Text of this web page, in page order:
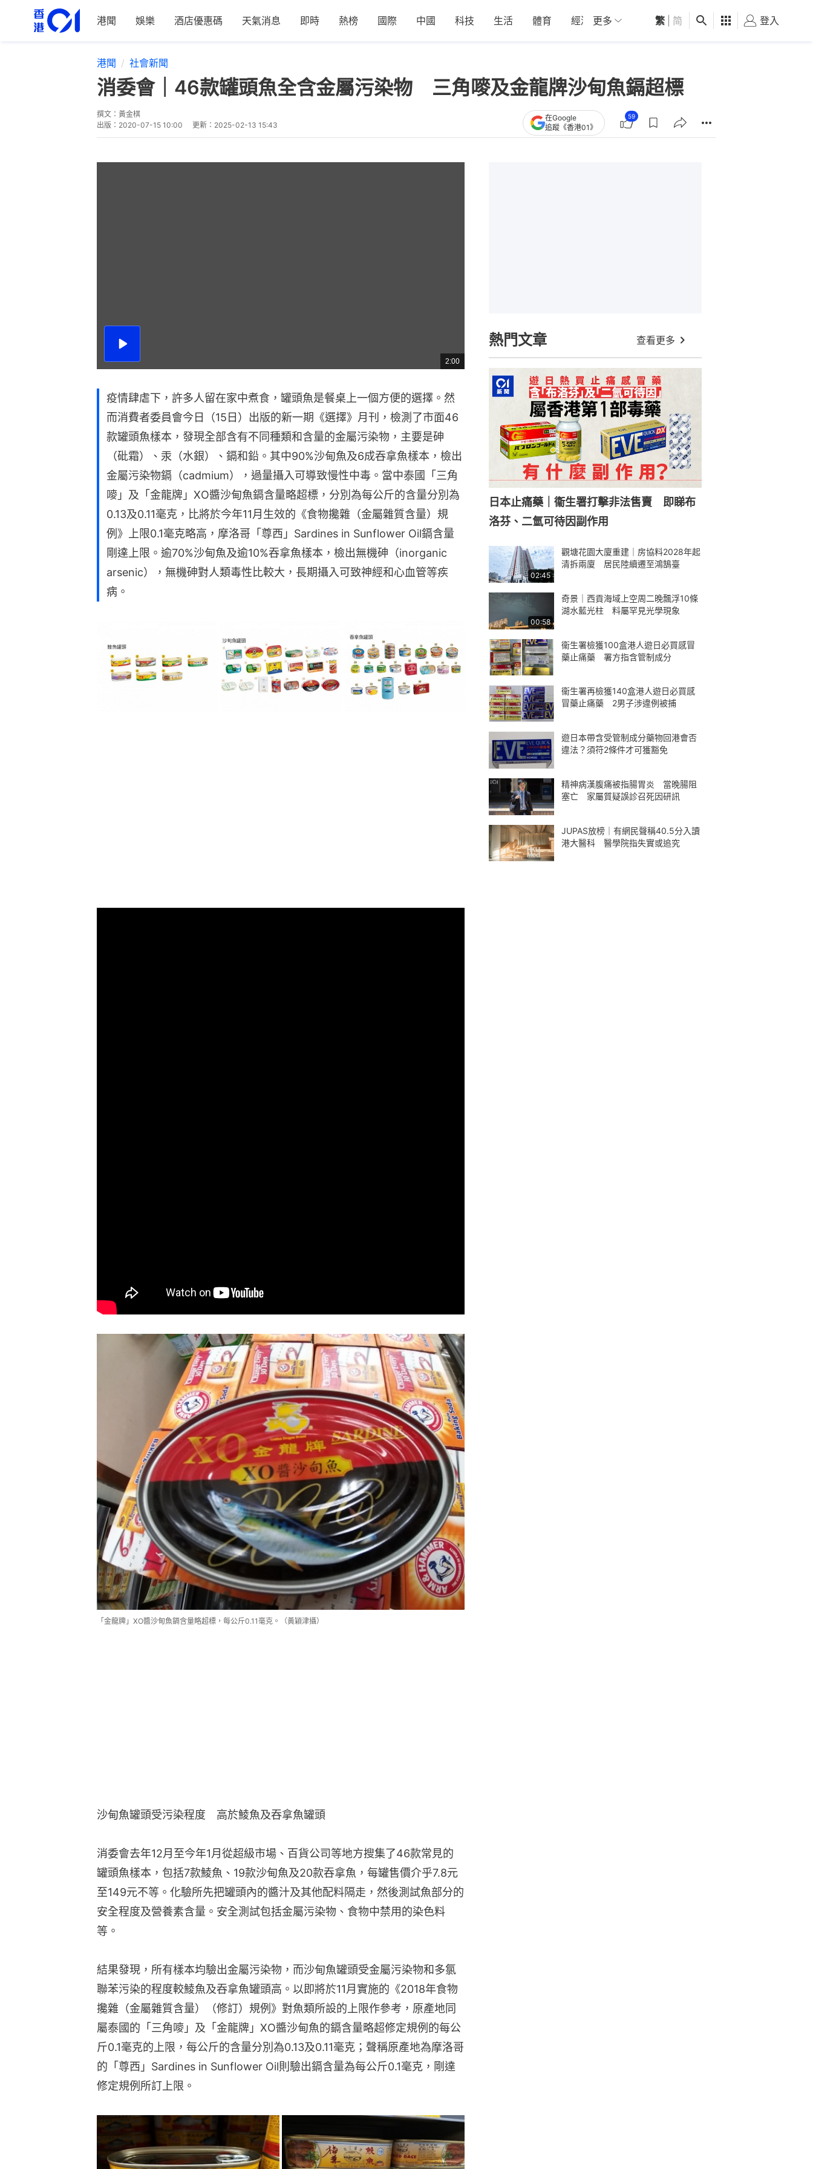
港聞 娛樂 酒店優惠碼 天氣消息 即時 熱榜 國際 中國 科技 生活 體育 經濟 01深圳 觀點 健康 好食玩飛
更多 繁 简 登入
港聞 社會新聞
消委會｜46款罐頭魚全含金屬污染物 三角嘜及金龍牌沙甸魚鎘超標
撰文： 黃金棋
出版： 2020-07-15 10:00 更新： 2025-02-13 15:43
在Google
追蹤《香港01》
59
播
總
共
2:00
疫情肆虐下，許多人留在家中煮食，罐頭魚是餐桌上一個方便的選擇。然
而消費者委員會今日（15日）出版的新一期《選擇》月刊，檢測了市面46
款罐頭魚樣本，發現全部含有不同種類和含量的金屬污染物，主要是砷
（砒霜）、汞（水銀）、鎘和鉛。其中90%沙甸魚及6成吞拿魚樣本，檢出
金屬污染物鎘（cadmium），過量攝入可導致慢性中毒。當中泰國「三角
嘜」及「金龍牌」XO醬沙甸魚鎘含量略超標，分別為每公斤的含量分別為
0.13及0.11毫克，比將於今年11月生效的《食物攙雜（金屬雜質含量）規
例》上限0.1毫克略高，摩洛哥「尊西」Sardines in Sunflower Oil鎘含量
剛達上限。逾70%沙甸魚及逾10%吞拿魚樣本，檢出無機砷（inorganic
arsenic），無機砷對人類毒性比較大，長期攝入可致神經和心血管等疾
病。
「金龍牌」XO醬沙甸魚鎘含量略超標，每公斤0.11毫克。（黃穎津攝）
沙甸魚罐頭受污染程度　高於鯪魚及吞拿魚罐頭
消委會去年12月至今年1月從超級市場、百貨公司等地方搜集了46款常見的
罐頭魚樣本，包括7款鯪魚、19款沙甸魚及20款吞拿魚，每罐售價介乎7.8元
至149元不等。化驗所先把罐頭內的醬汁及其他配料隔走，然後測試魚部分的
安全程度及營養素含量。安全測試包括金屬污染物、食物中禁用的染色料
等。
結果發現，所有樣本均驗出金屬污染物，而沙甸魚罐頭受金屬污染物和多氯
聯苯污染的程度較鯪魚及吞拿魚罐頭高。以即將於11月實施的《2018年食物
攙雜（金屬雜質含量）（修訂）規例》對魚類所設的上限作參考，原產地同
屬泰國的「三角嘜」及「金龍牌」XO醬沙甸魚的鎘含量略超修定規例的每公
斤0.1毫克的上限，每公斤的含量分別為0.13及0.11毫克；聲稱原產地為摩洛哥
的「尊西」Sardines in Sunflower Oil則驗出鎘含量為每公斤0.1毫克，剛達
修定規例所訂上限。
熱門文章 查看更多
日本止痛藥｜衞生署打擊非法售賣 即睇布
洛芬、二氫可待因副作用
02:45
觀塘花園大廈重建｜房協料2028年起
清拆兩廈 居民陸續遷至鴻鵠臺
00:58
奇景｜西貢海域上空周二晚飄浮10條
湖水藍光柱 料屬罕見光學現象
衞生署檢獲100盒港人遊日必買感冒
藥止痛藥 署方指含管制成分
衞生署再檢獲140盒港人遊日必買感
冒藥止痛藥 2男子涉違例被捕
遊日本帶含受管制成分藥物回港會否
違法？須符2條件才可獲豁免
精神病漢腹痛被指腸胃炎 當晚腸阻
塞亡 家屬質疑誤診召死因研訊
JUPAS放榜｜有網民聲稱40.5分入讀
港大醫科 醫學院指失實或追究